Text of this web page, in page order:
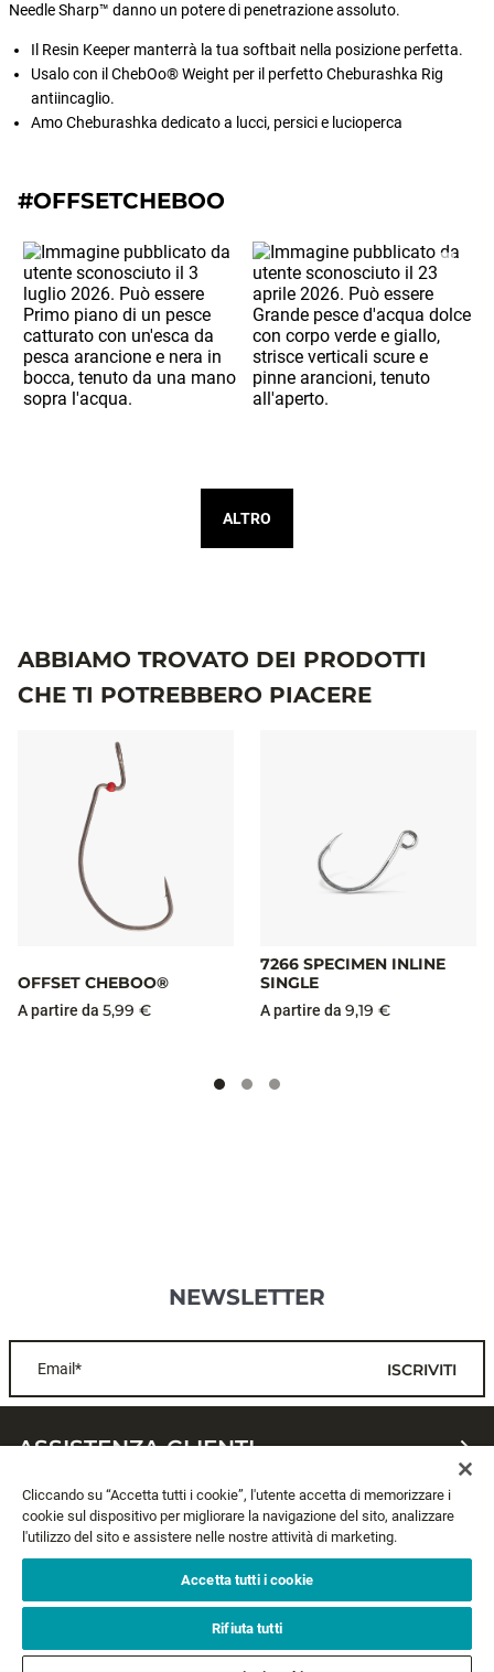
Needle Sharp™ danno un potere di penetrazione assoluto.
Il Resin Keeper manterrà la tua softbait nella posizione perfetta.
Usalo con il ChebOo® Weight per il perfetto Cheburashka Rig
antiincaglio.
Amo Cheburashka dedicato a lucci, persici e lucioperca
#OFFSETCHEBOO
ALTRO
ABBIAMO TROVATO DEI PRODOTTI
CHE TI POTREBBERO PIACERE
OFFSET CHEBOO®
A partire da 5,99 €
7266 SPECIMEN INLINE
SINGLE
A partire da 9,19 €
NEWSLETTER
Email* ISCRIVITI
ASSISTENZA CLIENTI
CHI SIAMO
LEGALE
Cliccando su “Accetta tutti i cookie”, l'utente accetta di memorizzare i
cookie sul dispositivo per migliorare la navigazione del sito, analizzare
l'utilizzo del sito e assistere nelle nostre attività di marketing.
Accetta tutti i cookie
Rifiuta tutti